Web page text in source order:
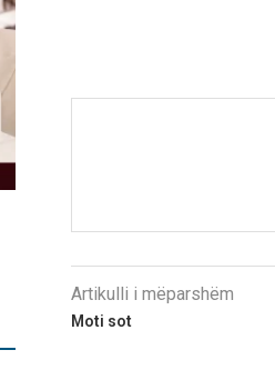
Artikulli i mëparshëm
Moti sot